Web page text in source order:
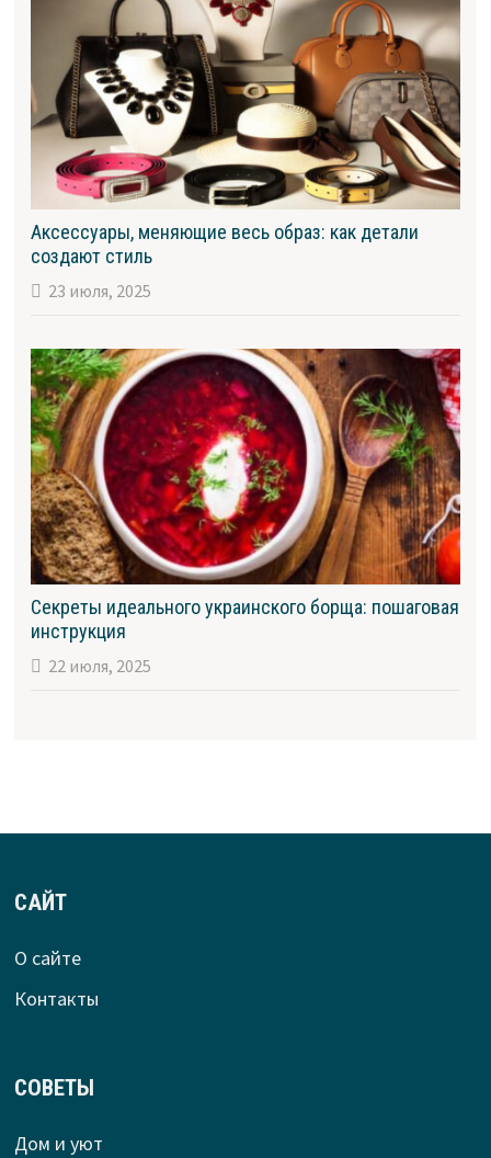
Аксессуары, меняющие весь образ: как детали
создают стиль
23 июля, 2025
Секреты идеального украинского борща: пошаговая
инструкция
22 июля, 2025
САЙТ
О сайте
Контакты
СОВЕТЫ
Дом и уют